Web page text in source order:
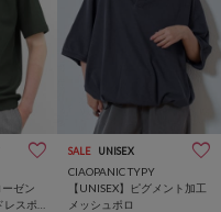
ーゼン
レスポ
SALE UNISEX
CIAOPANIC TYPY
【UNISEX】ピグメント加工
メッシュポロ